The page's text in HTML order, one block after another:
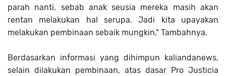
parah nanti, sebab anak seusia mereka masih akan
rentan melakukan hal serupa. Jadi kita upayakan
melakukan pembinaan sebaik mungkin," Tambahnya.
Berdasarkan informasi yang dihimpun kaliandanews,
selain dilakukan pembinaan, atas dasar Pro Justicia